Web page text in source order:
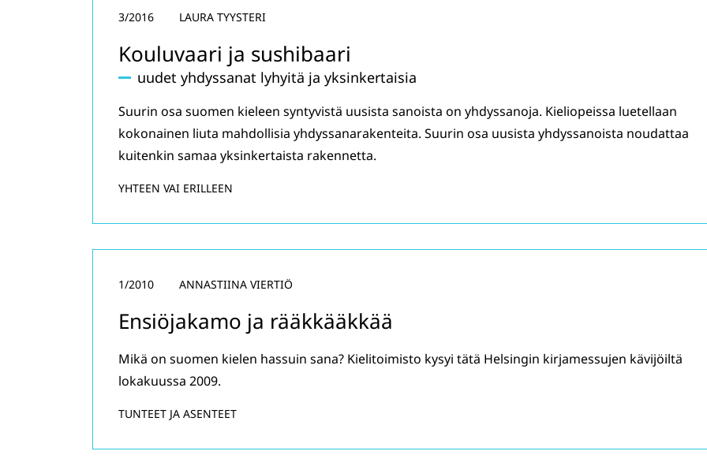
Kouluvaari ja sushibaari
uudet yhdyssanat lyhyitä ja yksinkertaisia
3/2016 LAURA TYYSTERI
Suurin osa suomen kieleen syntyvistä uusista sanoista on yhdyssanoja. Kieliopeissa luetellaan
kokonainen liuta mahdollisia yhdyssanarakenteita. Suurin osa uusista yhdyssanoista noudattaa
kuitenkin samaa yksinkertaista rakennetta.
YHTEEN VAI ERILLEEN
Ensiöjakamo ja rääkkääkkää
1/2010 ANNASTIINA VIERTIÖ
Mikä on suomen kielen hassuin sana? Kielitoimisto kysyi tätä Helsingin kirjamessujen kävijöiltä
lokakuussa 2009.
TUNTEET JA ASENTEET